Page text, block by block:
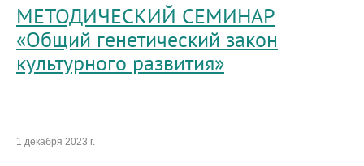
МЕТОДИЧЕСКИЙ СЕМИНАР
«Общий генетический закон
культурного развития»
1 декабря 2023 г.